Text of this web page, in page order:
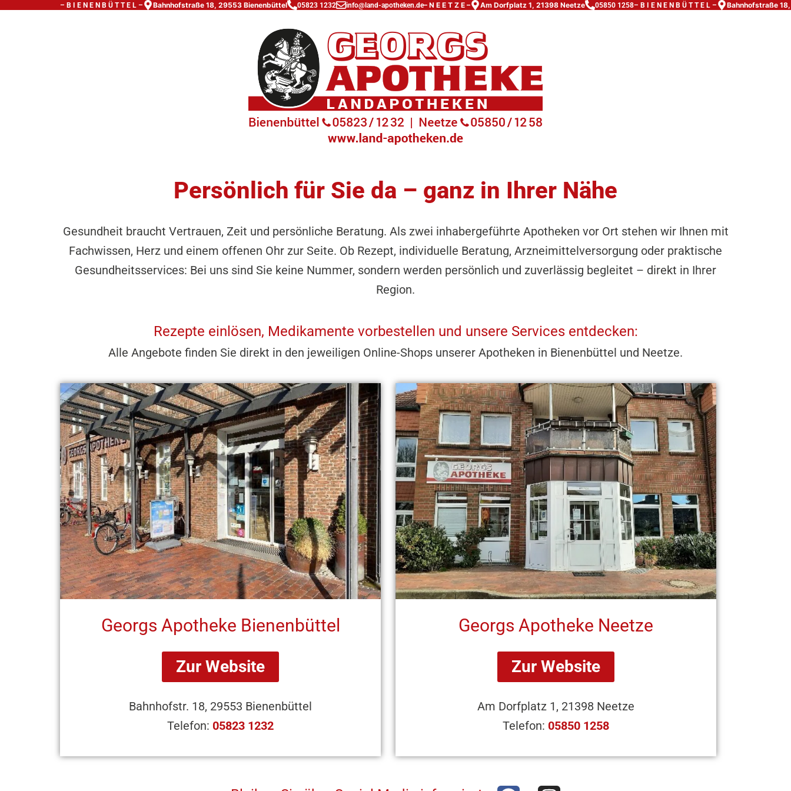
– B I E N E N B Ü T T E L – Bahnhofstraße 18, 29553 Bienenbüttel 05823 1232 info@land-apotheken.de– N E E T Z E – Am Dorfplatz 1, 21398 Neetze 05850 1258– B I E N E N B Ü T T E L – Bahnhofstraße
Persönlich für Sie da – ganz in Ihrer Nähe
Gesundheit braucht Vertrauen, Zeit und persönliche Beratung. Als zwei inhabergeführte Apotheken vor Ort stehen wir Ihnen mit
Fachwissen, Herz und einem offenen Ohr zur Seite. Ob Rezept, individuelle Beratung, Arzneimittelversorgung oder praktische
Gesundheitsservices: Bei uns sind Sie keine Nummer, sondern werden persönlich und zuverlässig begleitet – direkt in Ihrer
Region.
Rezepte einlösen, Medikamente vorbestellen und unsere Services entdecken:
Alle Angebote finden Sie direkt in den jeweiligen Online-Shops unserer Apotheken in Bienenbüttel und Neetze.
Georgs Apotheke Bienenbüttel
Zur Website
Bahnhofstr. 18, 29553 Bienenbüttel
Telefon: 05823 1232
Georgs Apotheke Neetze
Zur Website
Am Dorfplatz 1, 21398 Neetze
Telefon: 05850 1258